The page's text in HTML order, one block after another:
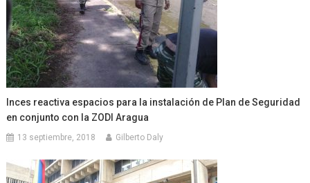
Inces reactiva espacios para la instalación de Plan de Seguridad
en conjunto con la ZODI Aragua
13 septiembre, 2018 Gilberto Daly